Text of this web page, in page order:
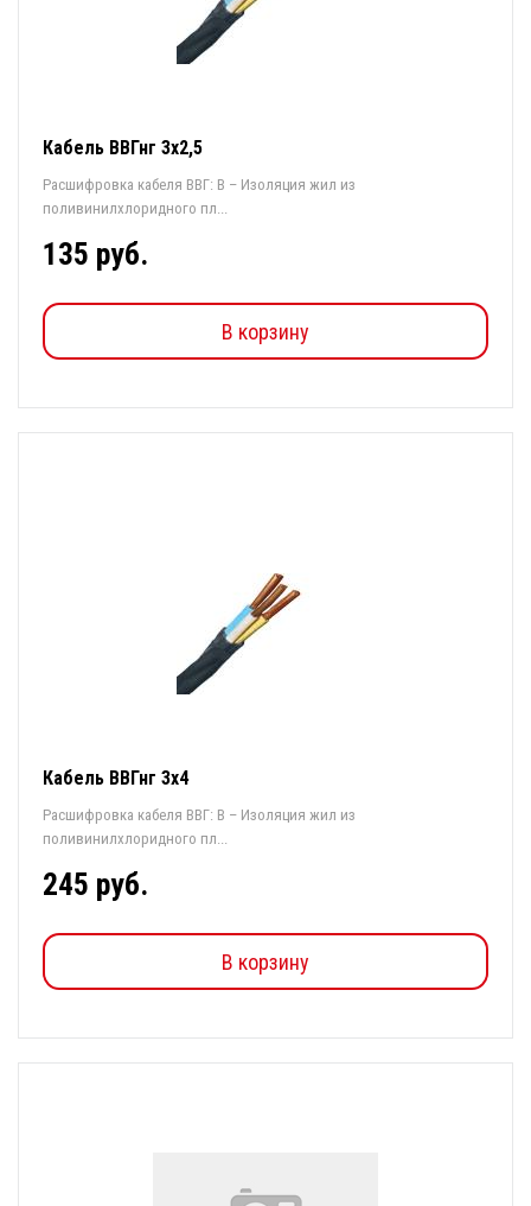
Кабель ВВГнг 3х2,5
Расшифровка кабеля ВВГ: В – Изоляция жил из
поливинилхлоридного пл...
135 руб.
В корзину
Кабель ВВГнг 3х4
Расшифровка кабеля ВВГ: В – Изоляция жил из
поливинилхлоридного пл...
245 руб.
В корзину